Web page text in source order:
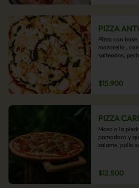
PIZZA
Pizza con
mozarella ,
salteados,
$15.900
PIZZA
Masa a la
pomodoro y
salame, pollo
$12.500